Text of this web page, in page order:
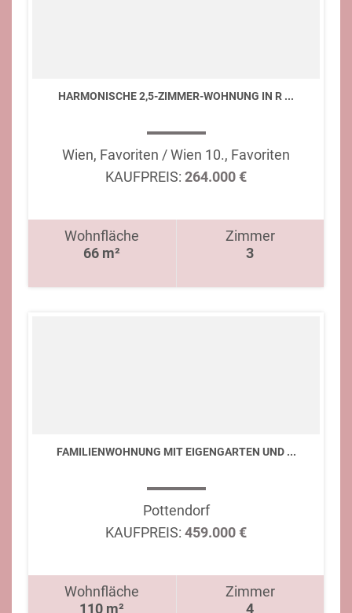
HARMONISCHE 2,5-ZIMMER-WOHNUNG IN R ...
Wien, Favoriten / Wien 10., Favoriten
KAUFPREIS: 264.000 €
Wohnfläche
66 m²
Zimmer
3
FAMILIENWOHNUNG MIT EIGENGARTEN UND ...
Pottendorf
KAUFPREIS: 459.000 €
Wohnfläche
110 m²
Zimmer
4